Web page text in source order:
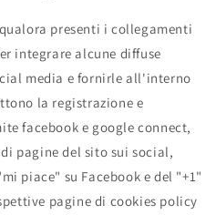
presenti i collegamenti
integrare alcune diffuse
media e fornirle all'interno
la registrazione e
facebook e google connect,
pagine del sito sui social,
piace" su Facebook e del "+1"
pagine di cookies policy